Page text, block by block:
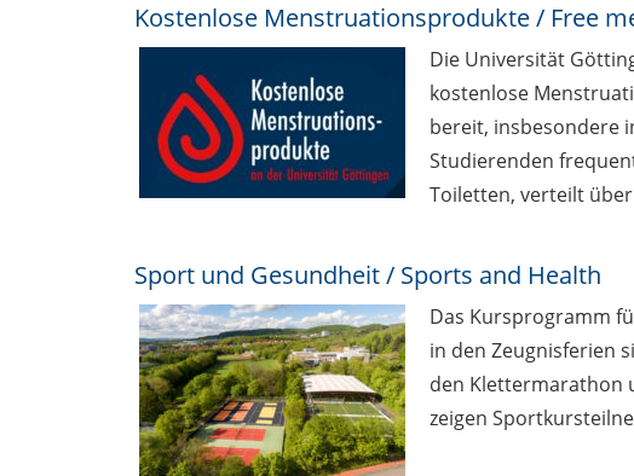
Kostenlose Menstruationsprodukte / Free
Die Universität
kostenlose
bereit, insbesondere
Studierenden
Toiletten, verteilt
Sport und Gesundheit / Sports and Health
Das Kursprogramm
in den Zeugnisferien
den Klettermarathon
zeigen